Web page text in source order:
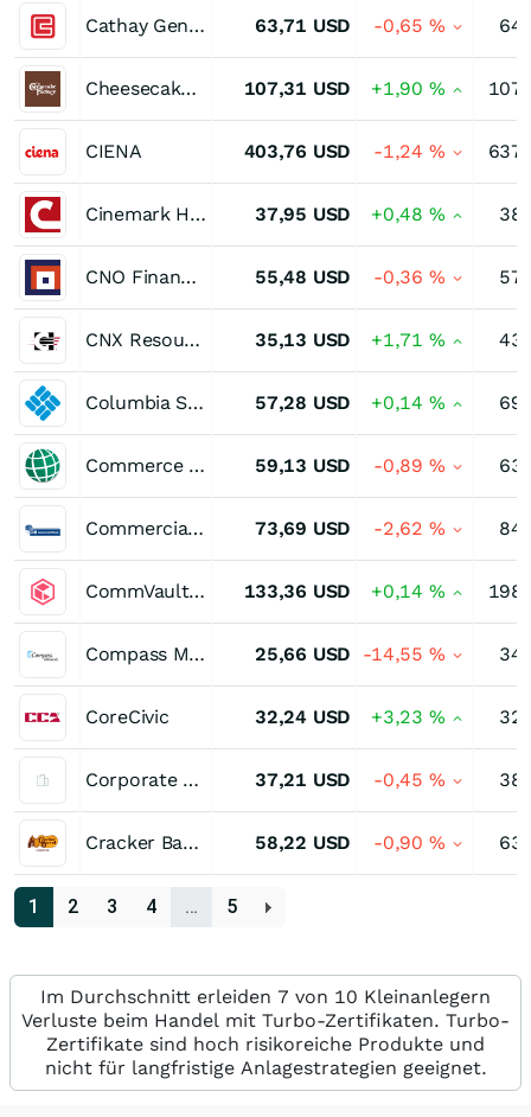
Cathay General Bancorp 63,71 USD -0,65 %
Cheesecake Factory 107,31 USD +1,90 %
CIENA 403,76 USD -1,24 %
Cinemark Holdings 37,95 USD +0,48 %
CNO Financial Group 55,48 USD -0,36 %
CNX Resources Corporation 35,13 USD +1,71 %
Columbia Sportswear 57,28 USD +0,14 %
Commerce Bancshares 59,13 USD -0,89 %
Commercial Metals 73,69 USD -2,62 %
CommVault Systems 133,36 USD +0,14 %
Compass Minerals International 25,66 USD -14,55 %
CoreCivic 32,24 USD +3,23 %
Corporate Office Properties Trust Registered of Benef Interest 37,21 USD -0,45 %
Cracker Barrel Old Country Store 58,22 USD -0,90 %
1 2 3 4 … 5
Im Durchschnitt erleiden 7 von 10 Kleinanlegern
Verluste beim Handel mit Turbo-Zertifikaten. Turbo-
Zertifikate sind hoch risikoreiche Produkte und
nicht für langfristige Anlagestrategien geeignet.